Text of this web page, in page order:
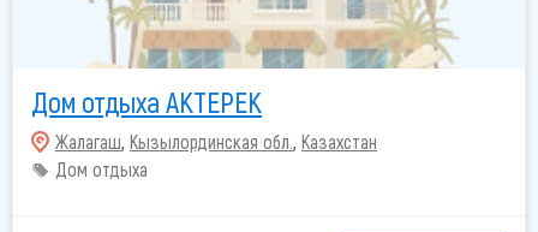
Дом отдыха АКТЕРЕК
Жалагаш, Кызылординская обл. , Казахстан
Дом отдыха